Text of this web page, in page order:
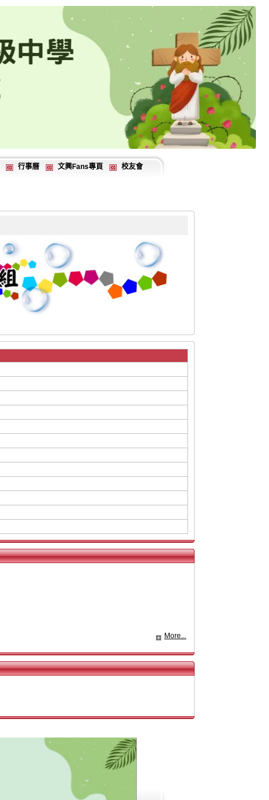
行事曆 文興Fans專頁 校友會
More...